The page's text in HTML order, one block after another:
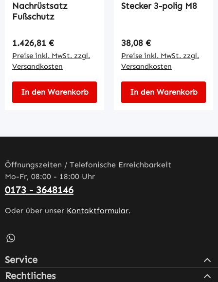
Nachrüstsatz
Fußschutz
Regulärer Preis:
1.426,81 €
Preise inkl. MwSt. zzgl.
Versandkosten
In den Warenkorb
Stecker 3-polig M8
Regulärer Preis:
38,08 €
Preise inkl. MwSt. zzgl.
Versandkosten
In den Warenkorb
Öffnungszeiten / Telefonische Erreichbarkeit
Mo-Fr, 08:00 - 18:00 Uhr
0173 - 3648146
Oder über unser Kontaktformular.
Schreib uns auf WhatsApp – öffnet in neuem Tab
Service
Rechtliches